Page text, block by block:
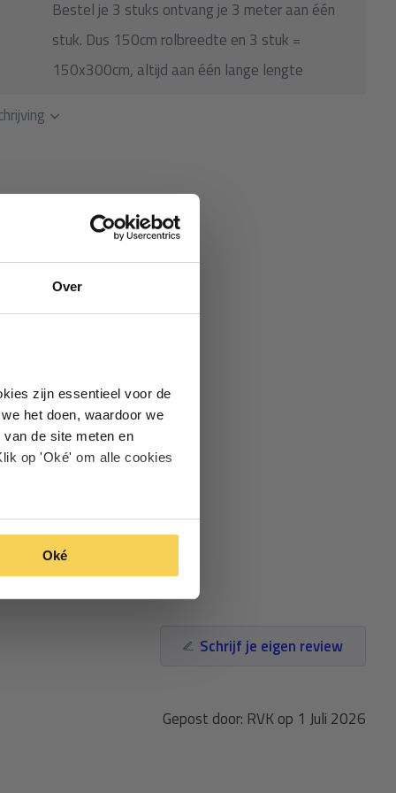
Over
zijn essentieel voor de
het doen, waardoor we
de site meten en
op 'Oké' om alle cookies
Oké
Bestel je 3 stuks ontvang je 3 meter aan één
stuk. Dus 150cm rolbreedte en 3 stuk =
150x300cm, altijd aan één lange lengte
Schrijf je eigen review
Gepost door: RVK op 1 Juli 2026